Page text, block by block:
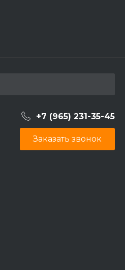
+7 (965) 231-35-45
Заказать звонок